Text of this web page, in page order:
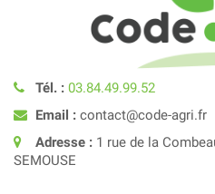
Tél. : 03.84.49.99.52
Email : contact@code-agri.fr
Adresse : 1 rue de la
SEMOUSE